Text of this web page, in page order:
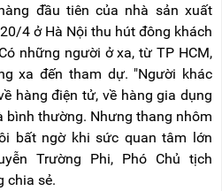
đầu tiên của nhà sản xuất
4 ở Hà Nội thu hút đông khách
những người ở xa, từ TP HCM,
xa đến tham dự. "Người khác
hàng điện tử, về hàng gia dụng
bình thường. Nhưng thang nhôm
bất ngờ khi sức quan tâm lớn
Trường Phi, Phó Chủ tịch
chia sẻ.